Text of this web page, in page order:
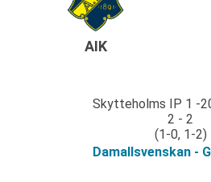
AIK
Skytteholms IP 1
2 - 2
(1-0, 1-2)
Damallsvenskan -